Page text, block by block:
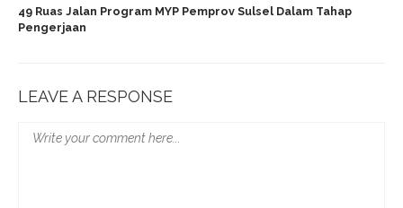
49 Ruas Jalan Program MYP Pemprov Sulsel Dalam Tahap
Pengerjaan
LEAVE A RESPONSE